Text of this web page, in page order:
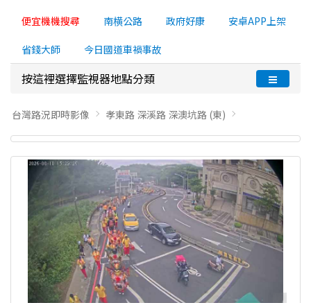
便宜機機搜尋 南横公路 政府好康 安卓APP上架
省錢大師 今日國道車禍事故
按這裡選擇監視器地點分類
台灣路況即時影像 孝東路 深溪路 深澳坑路 (東)